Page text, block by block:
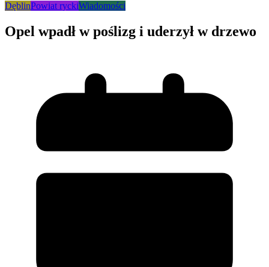
DęblinPowiat ryckiWiadomości
Opel wpadł w poślizg i uderzył w drzewo